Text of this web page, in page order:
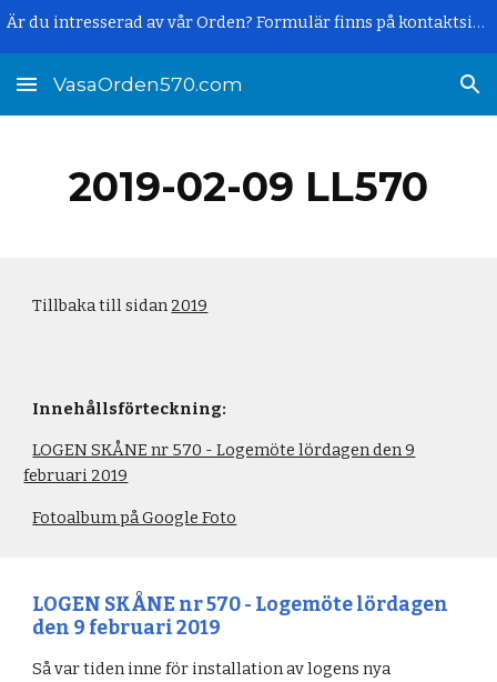
Är du intresserad av vår Orden? Formulär finns på kontaktsidan.
VasaOrden570.com
2019-02-09 LL570
Tillbaka till sidan 2019
Innehållsförteckning:
LOGEN SKÅNE nr 570 - Logemöte lördagen den 9
februari 2019
Fotoalbum på Google Foto
LOGEN SKÅNE nr 570 - Logemöte lördagen
den 9 februari 2019
Så var tiden inne för installation av logens nya